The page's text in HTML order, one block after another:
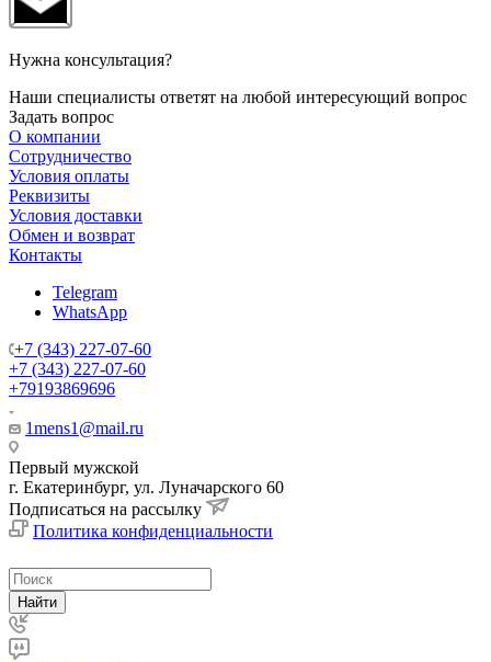
Нужна консультация?
Наши специалисты ответят на любой интересующий вопрос
Задать вопрос
О компании
Сотрудничество
Условия оплаты
Реквизиты
Условия доставки
Обмен и возврат
Контакты
Telegram
WhatsApp
+7 (343) 227-07-60
+7 (343) 227-07-60
+79193869696
1mens1@mail.ru
Первый мужской
г. Екатеринбург, ул. Луначарского 60
Подписаться на рассылку
Политика конфиденциальности
Найти